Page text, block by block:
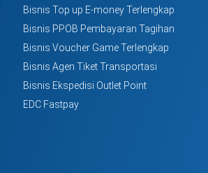
Bisnis Top up E-money Terlengkap
Bisnis PPOB Pembayaran Tagihan
Bisnis Voucher Game Terlengkap
Bisnis Agen Tiket Transportasi
Bisnis Ekspedisi Outlet Point
EDC Fastpay